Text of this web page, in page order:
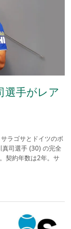
選手がレア
ラゴサとドイツのボ
真司選手 (30) の完全
契約年数は2年。サ